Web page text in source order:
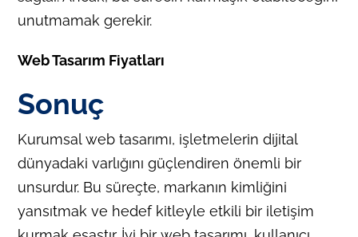
unutmamak gerekir.
Web Tasarım Fiyatları
Sonuç
Kurumsal web tasarımı, işletmelerin dijital
dünyadaki varlığını güçlendiren önemli bir
unsurdur. Bu süreçte, markanın kimliğini
yansıtmak ve hedef kitleyle etkili bir iletişim